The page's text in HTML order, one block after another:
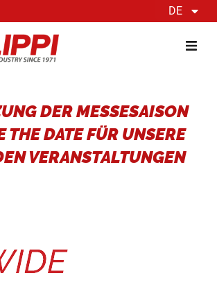
DE
DER MESSESAISON
THE DATE FÜR UNSERE
VERANSTALTUNGEN